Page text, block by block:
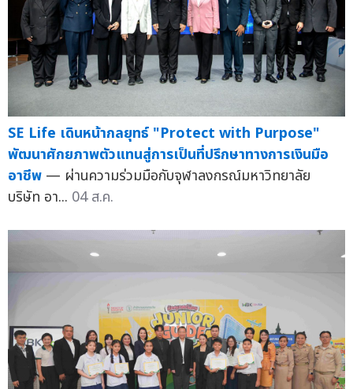
SE Life เดินหน้ากลยุทธ์ "Protect with Purpose"
พัฒนาศักยภาพตัวแทนสู่การเป็นที่ปรึกษาทางการเงินมือ
อาชีพ — ผ่านความร่วมมือกับจุฬาลงกรณ์มหาวิทยาลัย
บริษัท อา... 04 ส.ค.